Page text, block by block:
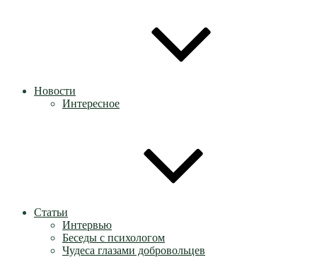
Новости
Интересное
Статьи
Интервью
Беседы с психологом
Чудеса глазами добровольцев